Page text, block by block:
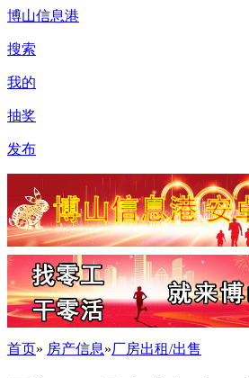
博山信息港
搜索
我的
抽奖
发布
首页» 房产信息»厂房出租/出售